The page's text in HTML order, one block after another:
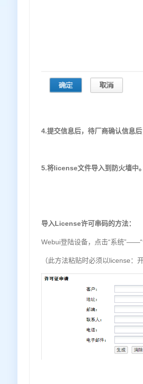
4.提交信息后，待厂商确认信息
5.将license文件导入到防火墙中
导入License许可串码的方法：
Webui登陆设备，点击“系统”——“
（此方法粘贴时必须以license：开